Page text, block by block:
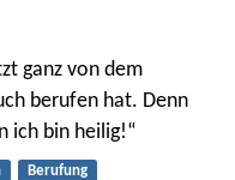
ganz von dem
berufen hat. Denn
ich bin heilig!“
Berufung